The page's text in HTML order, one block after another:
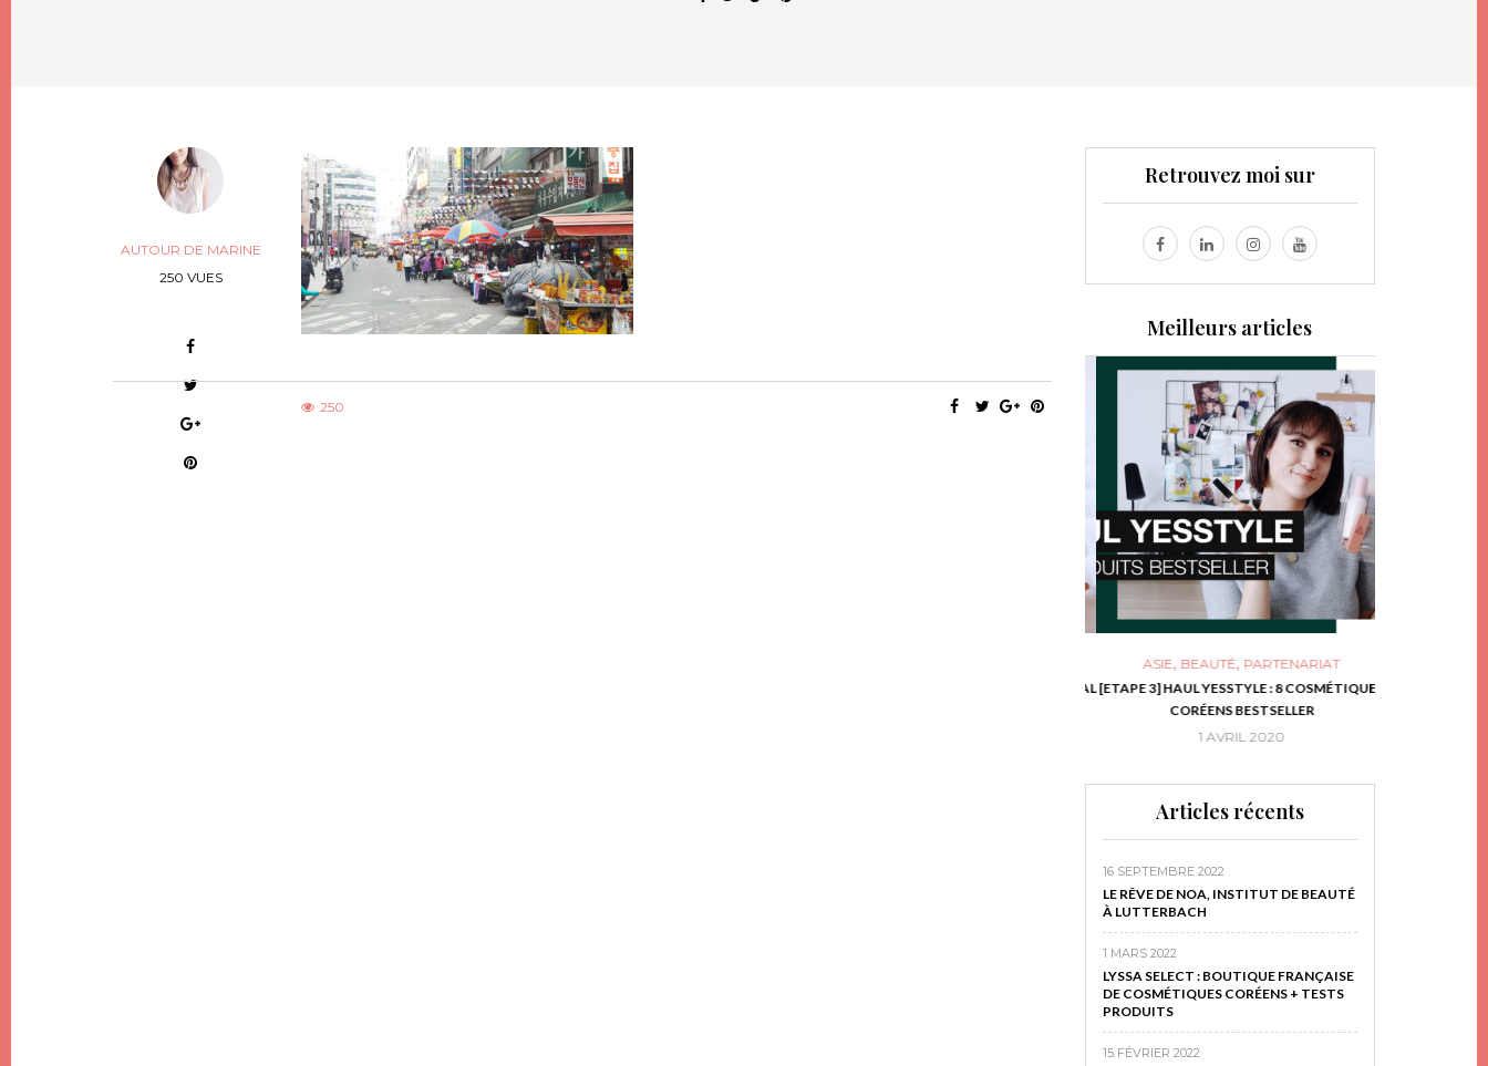
AUTOUR DE MARINE
250 VUES
250
Retrouvez moi sur
Meilleurs articles
ASIE,BEAUTÉ,PARTENARIAT
[ETAPE 3] HAUL YESSTYLE : 8 COSMÉTIQUES
CORÉENS BESTSELLER
1 AVRIL 2020
Articles récents
16 SEPTEMBRE 2022
LE RÊVE DE NOA, INSTITUT DE BEAUTÉ
À LUTTERBACH
1 MARS 2022
LYSSA SELECT : BOUTIQUE FRANÇAISE
DE COSMÉTIQUES CORÉENS + TESTS
PRODUITS
15 FÉVRIER 2022